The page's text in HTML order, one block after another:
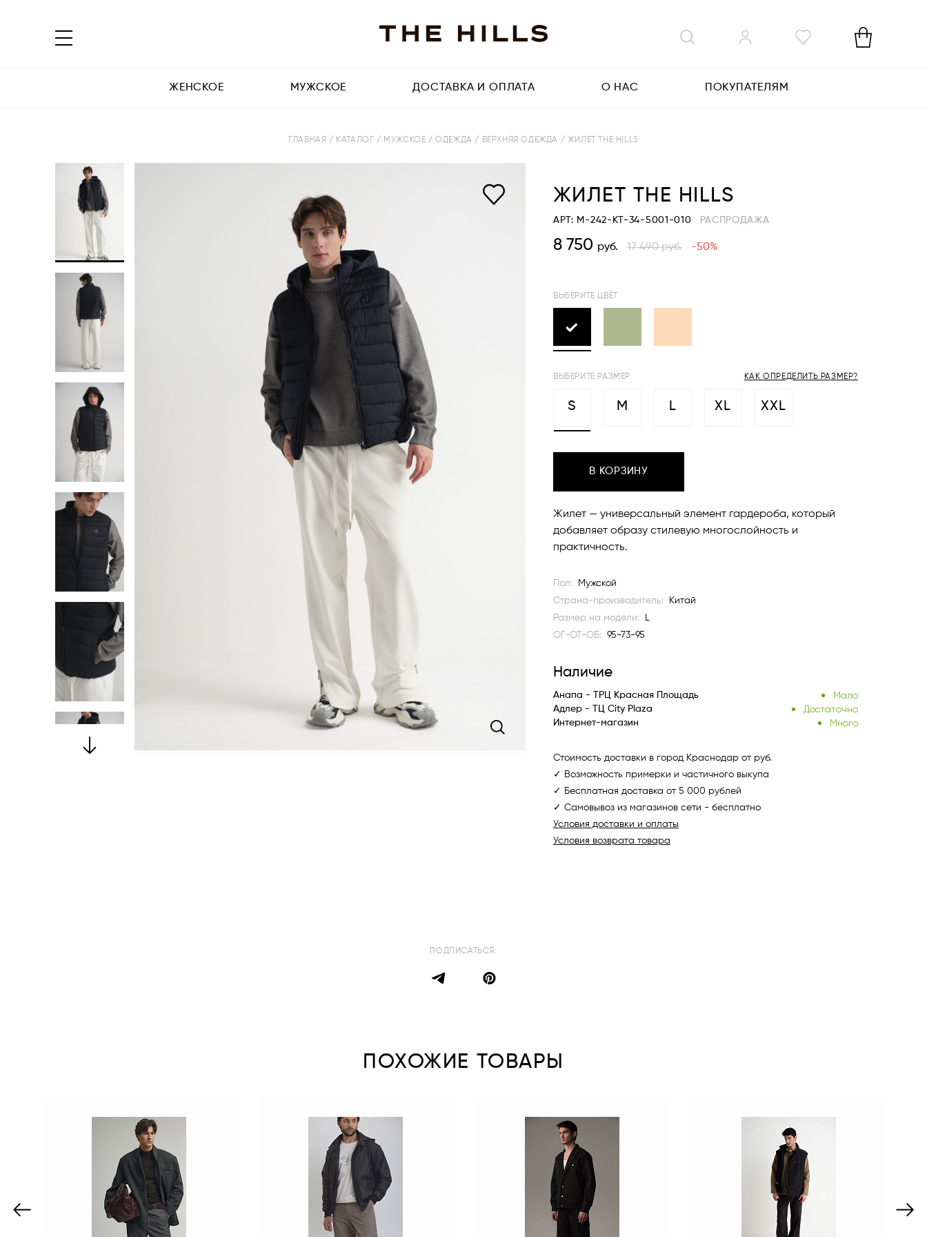
ЖЕНСКОЕ МУЖСКОЕ ДОСТАВКА И ОПЛАТА О НАС ПОКУПАТЕЛЯМ
ГЛАВНАЯ / КАТАЛОГ / МУЖСКОЕ / ОДЕЖДА / ВЕРХНЯЯ ОДЕЖДА / ЖИЛЕТ THE HILLS
ЖИЛЕТ THE HILLS
АРТ: M-242-KT-34-5001-010 РАСПРОДАЖА
8 750 руб. 17 490руб. -50%
ВЫБЕРИТЕ ЦВЕТ
ВЫБЕРИТЕ РАЗМЕР КАК ОПРЕДЕЛИТЬ РАЗМЕР?
S M L XL XXL
В КОРЗИНУ
Жилет — универсальный элемент гардероба, который
добавляет образу стилевую многослойность и
практичность.
Пол:
Мужской
Страна-производитель:
Китай
Размер на модели:
L
ОГ-ОТ-ОБ:
95-73-95
Наличие
Анапа - ТРЦ Красная Площадь Мало
Адлер - ТЦ City Plaza Достаточно
Интернет-магазин Много
Стоимость доставки в город Краснодар от руб.
✓ Возможность примерки и частичного выкупа
✓ Бесплатная доставка от 5 000 рублей
✓ Самовывоз из магазинов сети - бесплатно
Условия доставки и оплаты
Условия возврата товара
ПОДПИСАТЬСЯ:
ПОХОЖИЕ ТОВАРЫ